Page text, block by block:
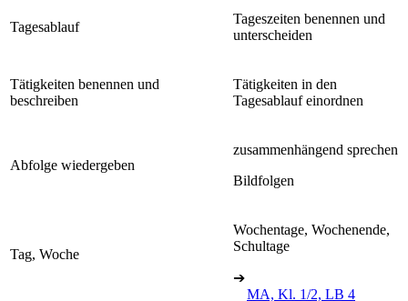
Tagesablauf
Tageszeiten benennen und
unterscheiden
Tätigkeiten benennen und
beschreiben
Tätigkeiten in den
Tagesablauf einordnen
Abfolge wiedergeben
zusammenhängend sprechen
Bildfolgen
Tag, Woche
Wochentage, Wochenende,
Schultage
➔
MA, Kl. 1/2, LB 4